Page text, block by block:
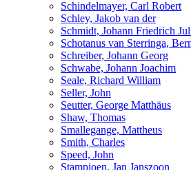
Schindelmayer, Carl Robert
Schley, Jakob van der
Schmidt, Johann Friedrich
Schotanus van Sterringa,
Schreiber, Johann Georg
Schwabe, Johann Joachim
Seale, Richard William
Seller, John
Seutter, George Matthäus
Shaw, Thomas
Smallegange, Mattheus
Smith, Charles
Speed, John
Stampioen, Jan Janszoon